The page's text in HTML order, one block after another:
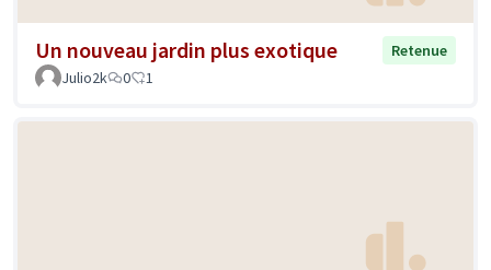
Un nouveau jardin plus exotique
Retenue
Julio2k
0 1